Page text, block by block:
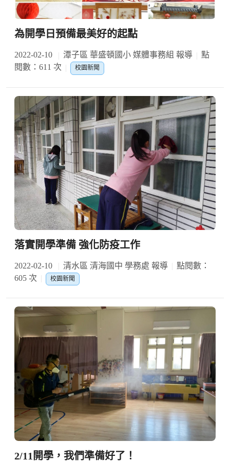
為開學日預備最美好的起點
2022-02-10 潭子區 華盛頓國小 媒體事務組 報導
點
閱數：611 次
校園新聞
落實開學準備 強化防疫工作
2022-02-10 清水區 清海國中 學務處 報導
點閱數：
605 次
校園新聞
2/11開學，我們準備好了！